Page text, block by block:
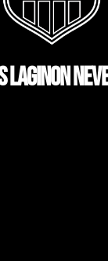
LAGINON